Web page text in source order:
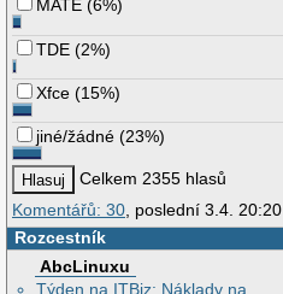
MATE (6%)
TDE (2%)
Xfce (15%)
jiné/žádné (23%)
Celkem 2355 hlasů
Komentářů: 30 , poslední 3.4. 20:20
Rozcestník
AbcLinuxu
Týden na ITBiz: Náklady na